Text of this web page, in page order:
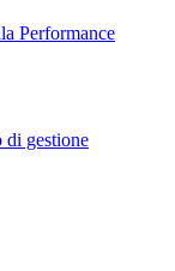
Performance
di gestione